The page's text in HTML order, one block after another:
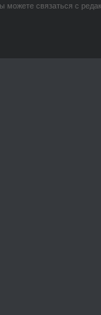
можете связаться с